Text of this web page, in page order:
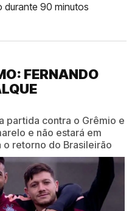
durante 90 minutos
FERNANDO
partida contra o Grêmio e
e não estará em
retorno do Brasileirão